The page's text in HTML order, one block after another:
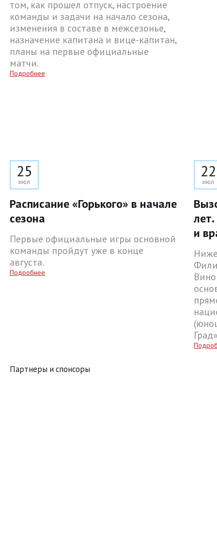
том, как прошел отпуск, настроение
команды и задачи на начало сезона,
изменения в составе в межсезонье,
назначение капитана и вице-капитан,
планы на первые официальные
матчи.
Подробнее
25
июл
Расписание «Горького» в начале
сезона
Первые официальные игры основной
команды пройдут уже в конце
августа.
Подробнее
22
июл
и
Партнеры и спонсоры